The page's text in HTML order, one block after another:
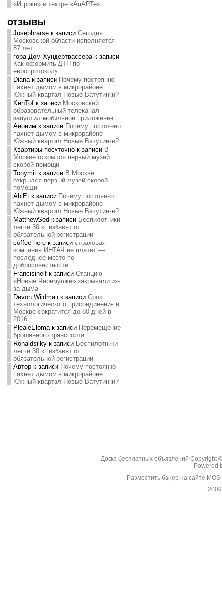
«Игроки» в театре «АпАРТе»
отзывы
Josephrarseк записи Сегодня
Московской области исполняется
87 лет
гора Дом Хундертвассерак записи
Как оформить ДТП по
европротоколу
Dianaк записи Почему постоянно
пахнет дымом в микрорайоне
Южный квартал Новые Ватутинки?
KenTofк записи Московский
образовательный телеканал
запустил мобильное приложение
Аноним к записи Почему постоянно
пахнет дымом в микрорайоне
Южный квартал Новые Ватутинки?
Квартиры посуточнок записи В
Москве открылся первый музей
скорой помощи
Tonymitк записи В Москве
открылся первый музей скорой
помощи
AblEtк записи Почему постоянно
пахнет дымом в микрорайоне
Южный квартал Новые Ватутинки?
MatthewSed к записи Беспилотники
легче 30 кг избавят от
обязательной регистрации
coffee hereк записи страховая
компания ИНТАЧ не платит —
последнее место по
добросовестности
Francisinelfк записи Станцию
«Новые Черемушки» закрывали из-
за дыма
Devon Wildmanк записи Срок
технологического присоединения в
Москве сократится до 80 дней в
2016 г.
PlealeElomaк записи Перемещение
брошенного транспорта
Ronaldsilkyк записи Беспилотники
легче 30 кг избавят от
обязательной регистрации
Авторк записи Почему постоянно
пахнет дымом в микрорайоне
Южный квартал Новые Ватутинки?
Доска бесплатных объявлений Copyright
Powered
Разместить банер на сайте